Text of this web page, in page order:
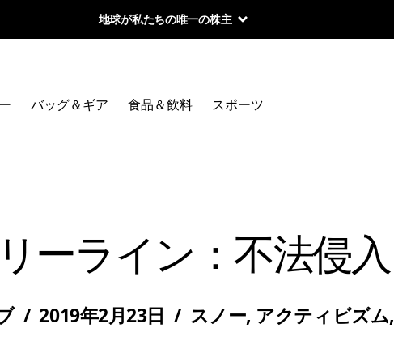
地球が私たちの唯一の株主
バッグ＆ギア 食品＆飲料 スポーツ
ーライン：不法侵入
/ 2019年2月23日 / スノー, アクティビズム,